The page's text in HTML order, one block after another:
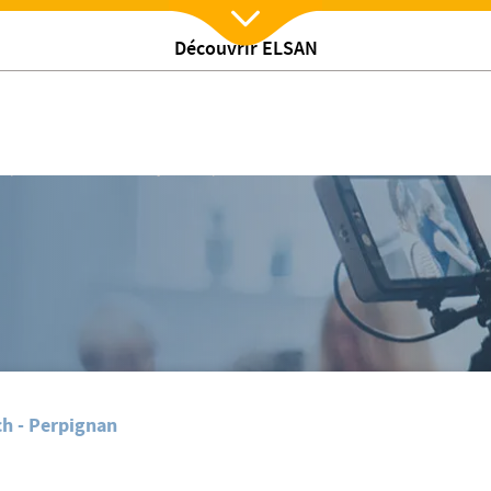
Découvrir ELSAN
Nx:Afficher menu
/Retour et Bilan de la journée prévention santé à Saint Roch
- Perpignan